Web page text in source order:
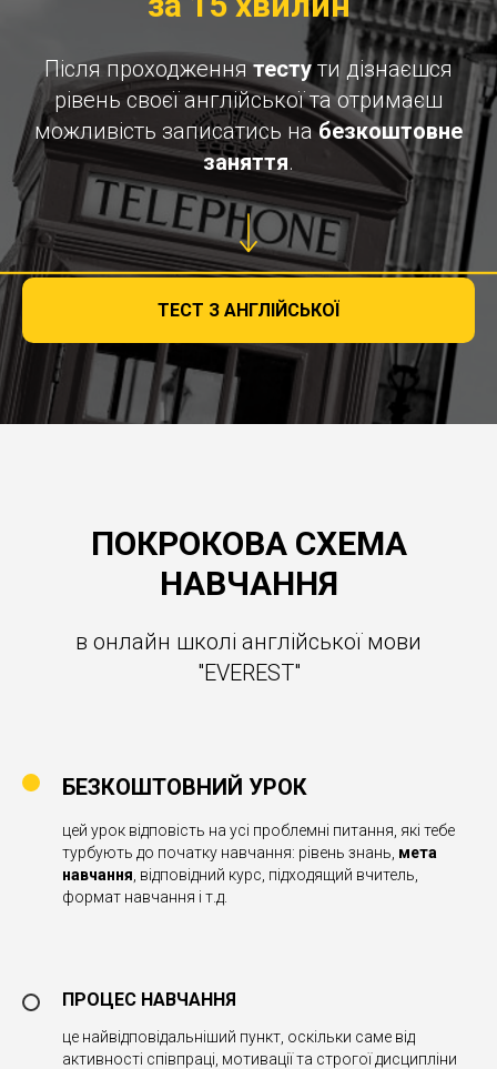
Після проходженнятесту ти дізнаєшся
рівень своєї англійської та отримаєш
можливість записатись набезкоштовне
заняття.
ТЕСТ З АНГЛІЙСЬКОЇ
ПОКРОКОВА СХЕМА
НАВЧАННЯ
в онлайн школі англійської мови
"EVEREST"
БЕЗКОШТОВНИЙ УРОК
цей урок відповість на усі проблемні питання, які тебе
турбують до початку навчання: рівень знань, мета
навчання , відповідний курс, підходящий вчитель,
формат навчання і т.д.
ПРОЦЕС НАВЧАННЯ
це найвідповідальніший пункт, оскільки саме від
активності співпраці, мотивації та строгої дисципліни